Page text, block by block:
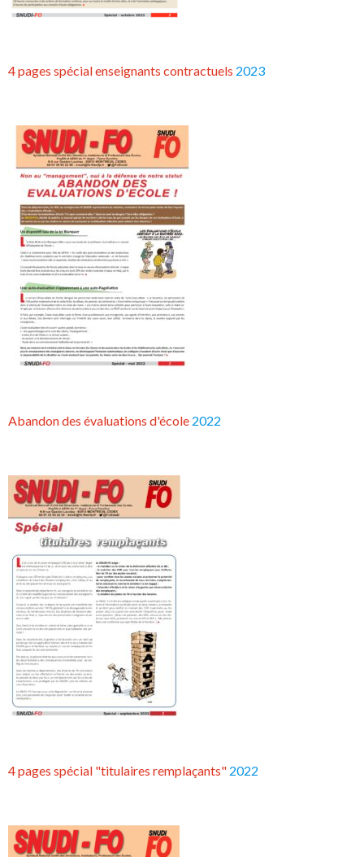
4 pages spécial enseignants contractuels 2023
Abandon des évaluations d'école 2022
4 pages spécial "titulaires remplaçants" 2022